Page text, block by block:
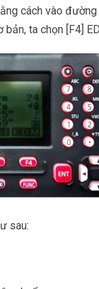
cách vào đường
bản, ta chọn [F4]
sau: